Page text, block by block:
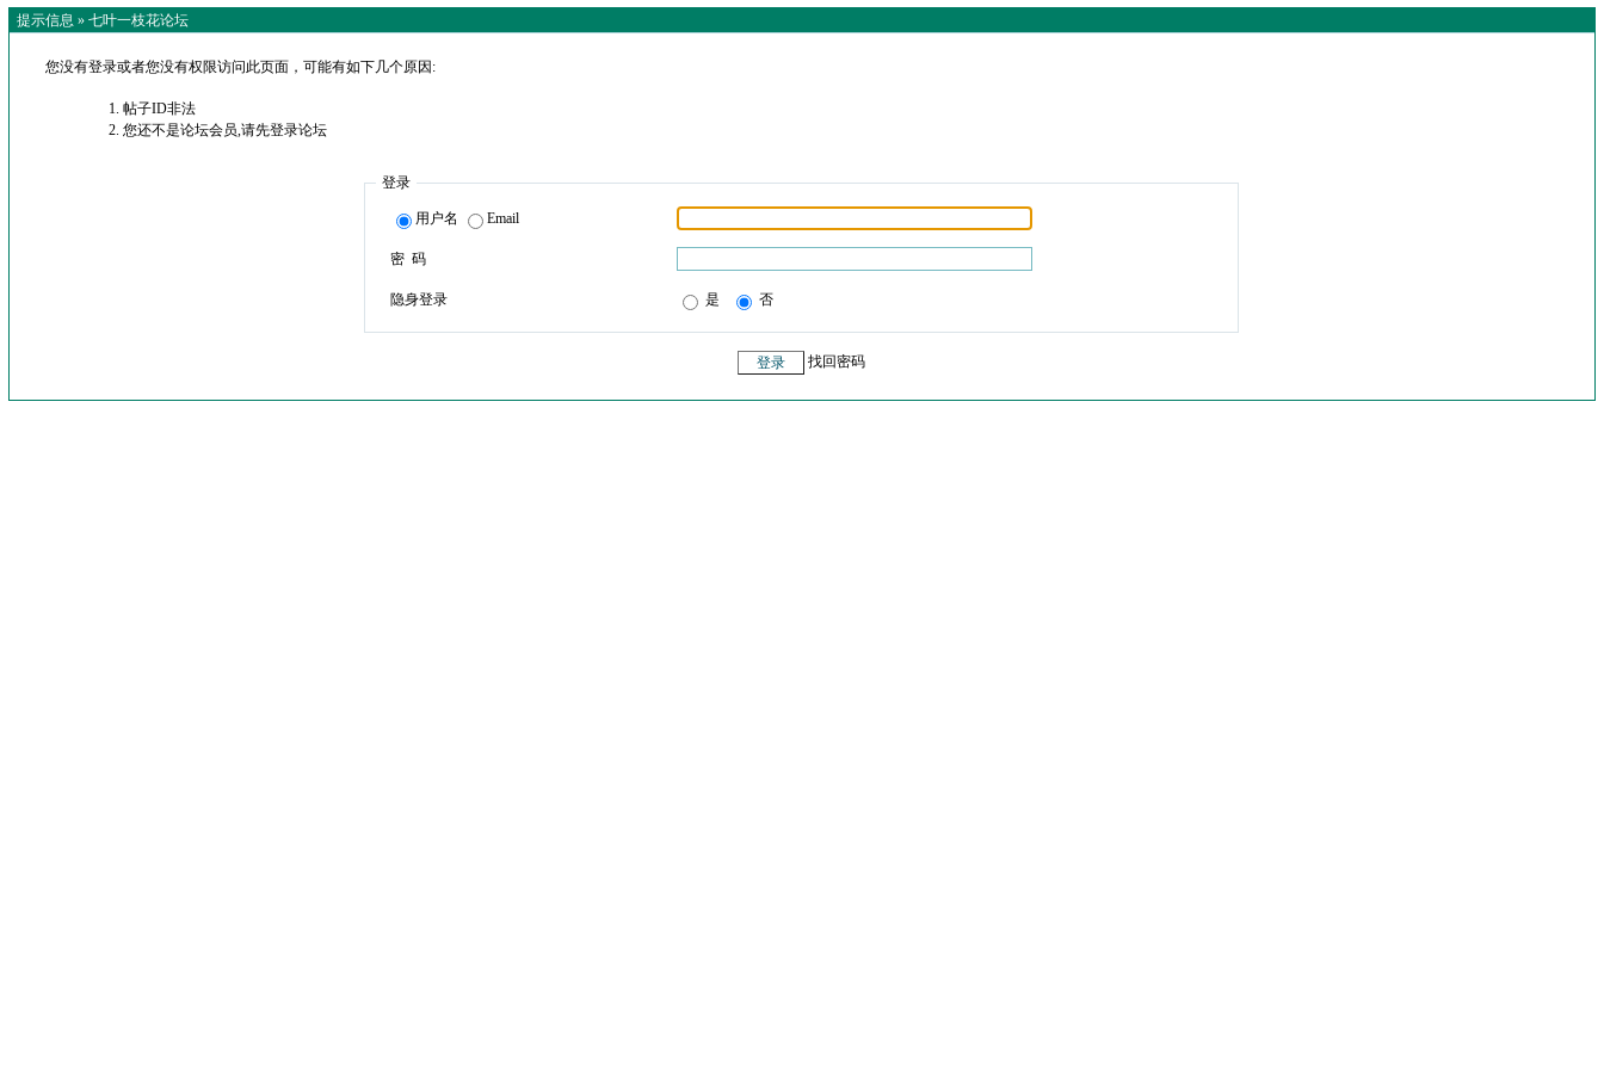
提示信息 » 七叶一枝花论坛
您没有登录或者您没有权限访问此页面，可能有如下几个原因:
帖子ID非法
您还不是论坛会员,请先登录论坛
登录
用户名 Email
密 码
隐身登录 是 否
找回密码